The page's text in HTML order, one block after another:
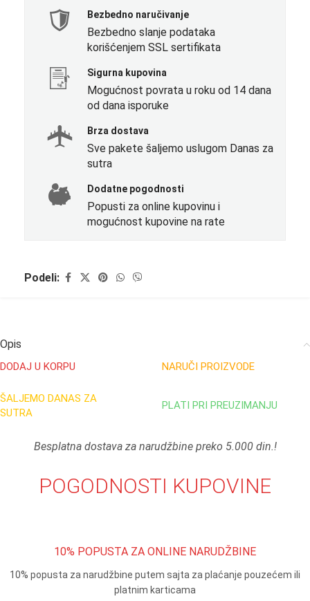
Bezbedno naručivanje
Bezbedno slanje podataka
korišćenjem SSL sertifikata
Sigurna kupovina
Mogućnost povrata u roku od 14 dana
od dana isporuke
Brza dostava
Sve pakete šaljemo uslugom Danas za
sutra
Dodatne pogodnosti
Popusti za online kupovinu i
mogućnost kupovine na rate
Podeli:
Opis
DODAJ U KORPU NARUČI PROIZVODE
ŠALJEMO DANAS ZA
SUTRA
PLATI PRI PREUZIMANJU
Besplatna dostava za narudžbine preko 5.000 din.!
POGODNOSTI KUPOVINE
10% POPUSTA ZA ONLINE NARUDŽBINE
10% popusta za narudžbine putem sajta za plaćanje pouzećem ili
platnim karticama